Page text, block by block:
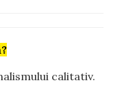
calitativ.